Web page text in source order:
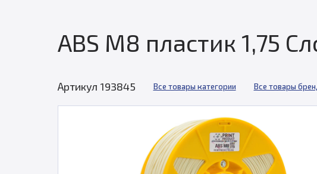
ABS M8 пластик 1,75
Артикул 193845 Все товары категории Все товары